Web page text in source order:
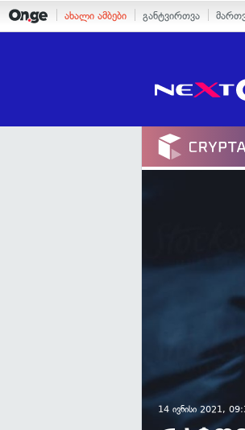
ახალი ამბები განტვირთვა
14 ივნისი 2021,